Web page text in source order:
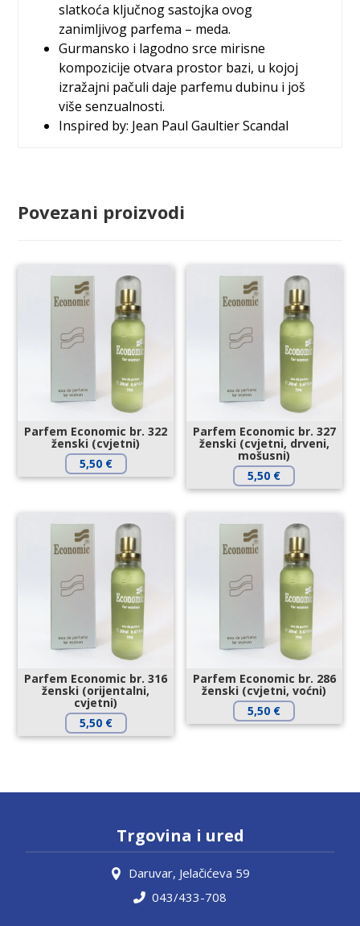
slatkoća ključnog sastojka ovog
zanimljivog parfema – meda.
Gurmansko i lagodno srce mirisne
kompozicije otvara prostor bazi, u kojoj
izražajni pačuli daje parfemu dubinu i još
više senzualnosti.
Inspired by: Jean Paul Gaultier Scandal
Povezani proizvodi
Parfem Economic br. 322
ženski (cvjetni)
5,50 €
Parfem Economic br. 327
ženski (cvjetni, drveni,
mošusni)
5,50 €
Parfem Economic br. 316
ženski (orijentalni,
cvjetni)
5,50 €
Parfem Economic br. 286
ženski (cvjetni, voćni)
5,50 €
Trgovina i ured
Daruvar, Jelačićeva 59
043/433-708